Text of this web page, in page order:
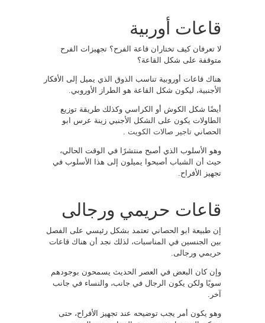
قاعات أوربية
لا تعرفان كيف تختاران قاعة الفرح؟ تجهيزات الفرح
متوقفة على شكل القاعة؟
هناك قاعات أوروبية تناسب الذوق الذي يميل إلى الأفكار
الأجنبية، ليكون شكل القاعة هو الطراز الأوروبي.
أيضًا شكل الكوش أو الكراسي وكذلك طريقة توزيع
الطاولات يكون على الشكل الأجنبي زينة عرس ابو
الحصاني تاجير صالات الكويت
وهو الأسلوب الذي أصبح منتشرًا في الوقت الحالي،
حيث أن الشباب أصبحوا يميلون إلى هذا الأسلوب في
تجهيز الأفراح.
قاعات حريمي ورجالى
إن طبيعة ابو الحصاني تعتمد بشكل رئيسي على الفصل
بين الجنسين في المناسبات، لذلك نجد أن هناك قاعات
حريمي ورجالى.
وإن كان البعض في العصر الحديث يسمحون بوجودهم
سويًا ولكن يكون الرجال في جانب، والنساء في جانب
آخر.
وهو يكون أمر يجب توضيحه عند تجهيز الأفراح، حتى